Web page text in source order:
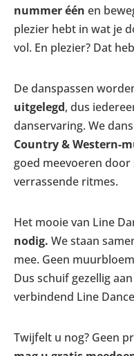
nummer één en
plezier hebt in wat je
vol. En plezier? Dat
De danspassen
uitgelegd, dus
danservaring. We
Country & Western-
goed meevoeren door
verrassende ritmes.
Het mooie van Line
nodig. We staan
mee. Geen
Dus schuif gezellig
verbindend Line
Twijfelt u nog? Geen